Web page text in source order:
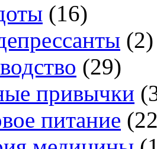
(16)
(2)
(29)
привычки
питание